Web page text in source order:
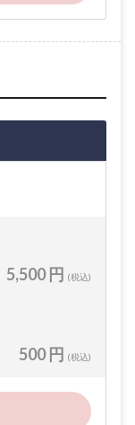
5,500 円 (税込)
500 円 (税込)